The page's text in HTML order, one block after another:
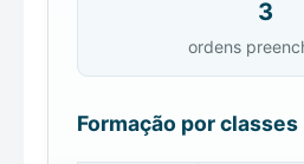
3
ordens
Formação por classes